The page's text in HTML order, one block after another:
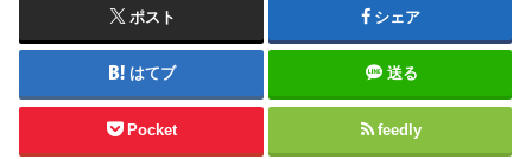
ポスト シェア
はてブ 送る
Pocket feedly